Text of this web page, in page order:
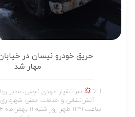
حریق خودرو نیسان در
مهار شد
1 2
سرآتشیار مهدی نجفی، مدیر
آتش‌نشانی و خدمات ایمنی شهرداری